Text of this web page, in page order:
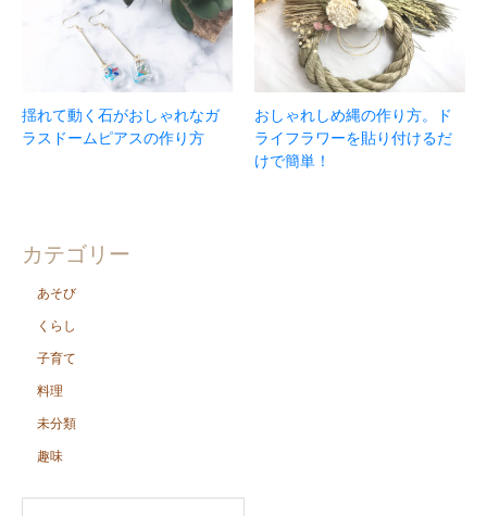
揺れて動く石がおしゃれなガ
ラスドームピアスの作り方
おしゃれしめ縄の作り方。ド
ライフラワーを貼り付けるだ
けで簡単！
カテゴリー
あそび
くらし
子育て
料理
未分類
趣味